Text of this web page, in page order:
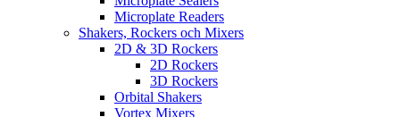
Microplate Readers
Shakers, Rockers och Mixers
2D & 3D Rockers
2D Rockers
3D Rockers
Orbital Shakers
Vortex Mixers